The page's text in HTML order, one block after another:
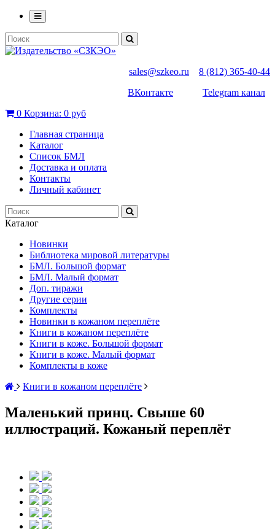
sales@szkeo.ru
8 (812) 365-40-44
ВКонтакте
Telegram канал
0 Корзина: 0 руб
Главная страница
Каталог
Список БМЛ
Доставка и оплата
Контакты
Личный кабинет
Каталог
Новинки
Библиотека мировой литературы
БМЛ. Большой формат
БМЛ. Малый формат
Доп. тиражи
Другие серии
Комплекты
Новинки в кожаном переплёте
Книги в кожаном переплёте
Книги в коже. Большой формат
Книги в коже. Малый формат
Комплекты в коже
Книги в кожаном переплёте
Маленький принц. Свыше 60
иллюстраций. Кожаный переплёт